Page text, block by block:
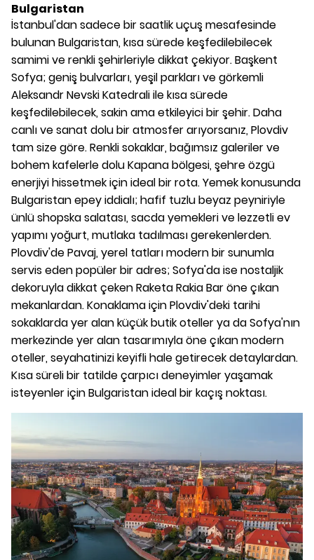
Bulgaristan
İstanbul'dan sadece bir saatlik uçuş mesafesinde
bulunan Bulgaristan, kısa sürede keşfedilebilecek
samimi ve renkli şehirleriyle dikkat çekiyor. Başkent
Sofya; geniş bulvarları, yeşil parkları ve görkemli
Aleksandr Nevski Katedrali ile kısa sürede
keşfedilebilecek, sakin ama etkileyici bir şehir. Daha
canlı ve sanat dolu bir atmosfer arıyorsanız, Plovdiv
tam size göre. Renkli sokaklar, bağımsız galeriler ve
bohem kafelerle dolu Kapana bölgesi, şehre özgü
enerjiyi hissetmek için ideal bir rota. Yemek konusunda
Bulgaristan epey iddialı; hafif tuzlu beyaz peyniriyle
ünlü shopska salatası, sacda yemekleri ve lezzetli ev
yapımı yoğurt, mutlaka tadılması gerekenlerden.
Plovdiv'de Pavaj, yerel tatları modern bir sunumla
servis eden popüler bir adres; Sofya'da ise nostaljik
dekoruyla dikkat çeken Raketa Rakia Bar öne çıkan
mekanlardan. Konaklama için Plovdiv'deki tarihi
sokaklarda yer alan küçük butik oteller ya da Sofya'nın
merkezinde yer alan tasarımıyla öne çıkan modern
oteller, seyahatinizi keyifli hale getirecek detaylardan.
Kısa süreli bir tatilde çarpıcı deneyimler yaşamak
isteyenler için Bulgaristan ideal bir kaçış noktası.